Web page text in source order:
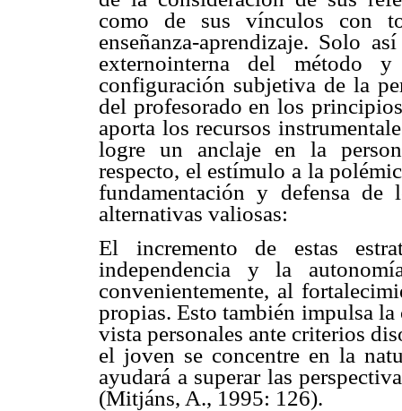
como de sus vínculos con
enseñanza-aprendizaje. Solo
externointerna del método
configuración subjetiva de la
del profesorado en los
aporta los recursos
logre un anclaje en la
respecto, el estímulo a la
fundamentación y defensa de
alternativas valiosas:
El incremento de estas
independencia y la
convenientemente, al
propias. Esto también impulsa
vista personales ante criterios
el joven se concentre en la
ayudará a superar las
(Mitjáns, A., 1995: 126).